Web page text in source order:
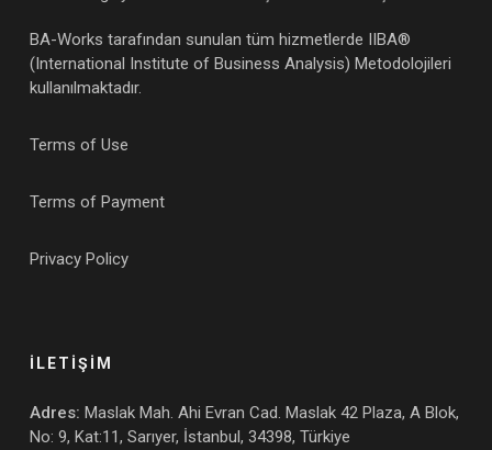
BA-Works tarafından sunulan tüm hizmetlerde IIBA®
(International Institute of Business Analysis) Metodolojileri
kullanılmaktadır.
Terms of Use
Terms of Payment
Privacy Policy
İLETİŞİM
Adres: Maslak Mah. Ahi Evran Cad. Maslak 42 Plaza, A Blok,
No: 9, Kat:11, Sarıyer, İstanbul, 34398, Türkiye